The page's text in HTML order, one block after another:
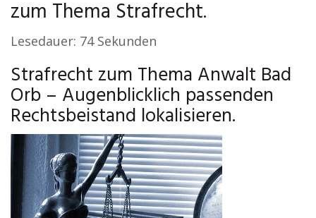
zum Thema Strafrecht.
Lesedauer: 74 Sekunden
Strafrecht zum Thema Anwalt Bad
Orb – Augenblicklich passenden
Rechtsbeistand lokalisieren.